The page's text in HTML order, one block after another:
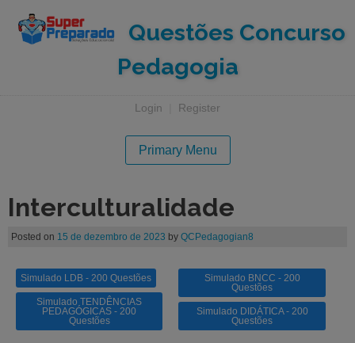
Questões Concurso
Pedagogia
Login Register
Primary Menu
Interculturalidade
Posted on 15 de dezembro de 2023 by QCPedagogian8
Simulado LDB - 200 Questões
Simulado TENDÊNCIAS
PEDAGÓGICAS - 200
Questões
Simulado BNCC - 200
Questões
Simulado DIDÁTICA - 200
Questões